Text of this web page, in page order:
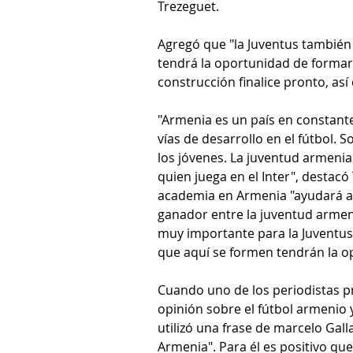
Trezeguet.
Agregó que "la Juventus
tendrá la oportunidad de
construcción finalice pronto,
"Armenia es un país en
vías de desarrollo en el fútbol.
los jóvenes. La juventud
quien juega en el Inter",
academia en Armenia
ganador entre la juventud
muy importante para la
que aquí se formen tendrán la
Cuando uno de los periodistas
opinión sobre el fútbol armenio
utilizó una frase de marcelo
Armenia". Para él es positivo